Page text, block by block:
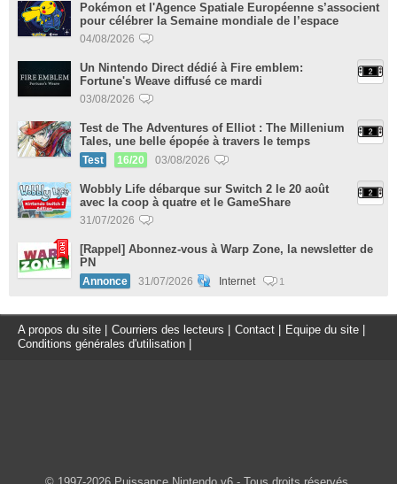
Pokémon et l'Agence Spatiale Européenne s’associent
pour célébrer la Semaine mondiale de l’espace
04/08/2026
Un Nintendo Direct dédié à Fire emblem:
Fortune's Weave diffusé ce mardi
03/08/2026
Test de The Adventures of Elliot : The Millenium
Tales, une belle épopée à travers le temps
Test 16/20 03/08/2026
Wobbly Life débarque sur Switch 2 le 20 août
avec la coop à quatre et le GameShare
31/07/2026
[Rappel] Abonnez-vous à Warp Zone, la newsletter de
PN
Annonce 31/07/2026 Internet 1
A propos du site Courriers des lecteurs Contact Equipe du site
Conditions générales d'utilisation